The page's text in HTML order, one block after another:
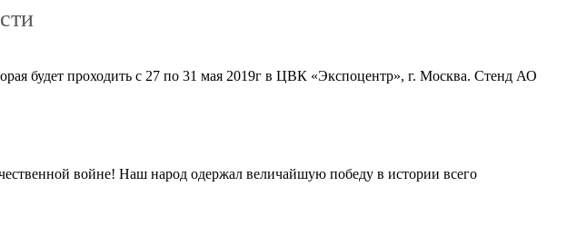
будет проходить с 27 по 31 мая 2019г в ЦВК «Экспоцентр», г. Москва. Стенд АО
войне! Наш народ одержал величайшую победу в истории всего